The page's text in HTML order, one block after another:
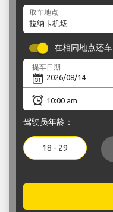
取车地点
在相同地点还车
提车日期
驾驶员年龄：
18 - 29